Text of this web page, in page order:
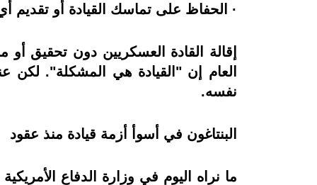
· الحفاظ على تماسك القيادة أو تقديم
إقالة القادة العسكريين دون تحقيق أو
العام إن "القيادة هي المشكلة". لكن
نفسه.
البنتاغون في أسوأ أزمة قيادة منذ عقود
ما نراه اليوم في وزارة الدفاع